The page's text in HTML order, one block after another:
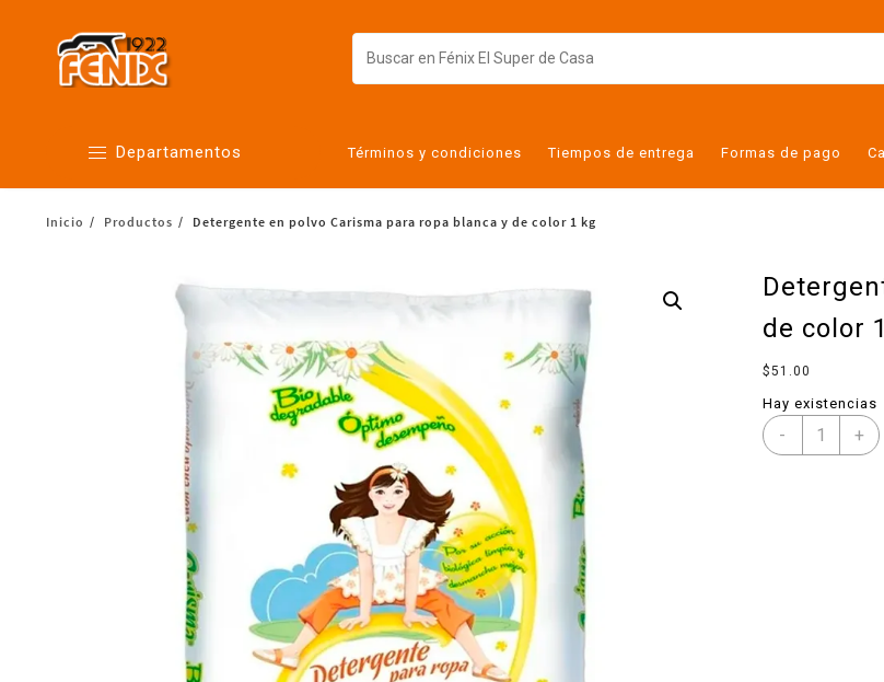
Departamentos
Alimentos
Botanas y bebidas
Cuidado de la ropa
Cuidado personal
Limpieza del hogar
Pan de la casa
Términos y condiciones Tiempos de entrega Formas de pago
Inicio Productos Detergente en polvo Carisma para ropa blanca y de color 1 kg
de color
$51.00
Hay existencias
- +